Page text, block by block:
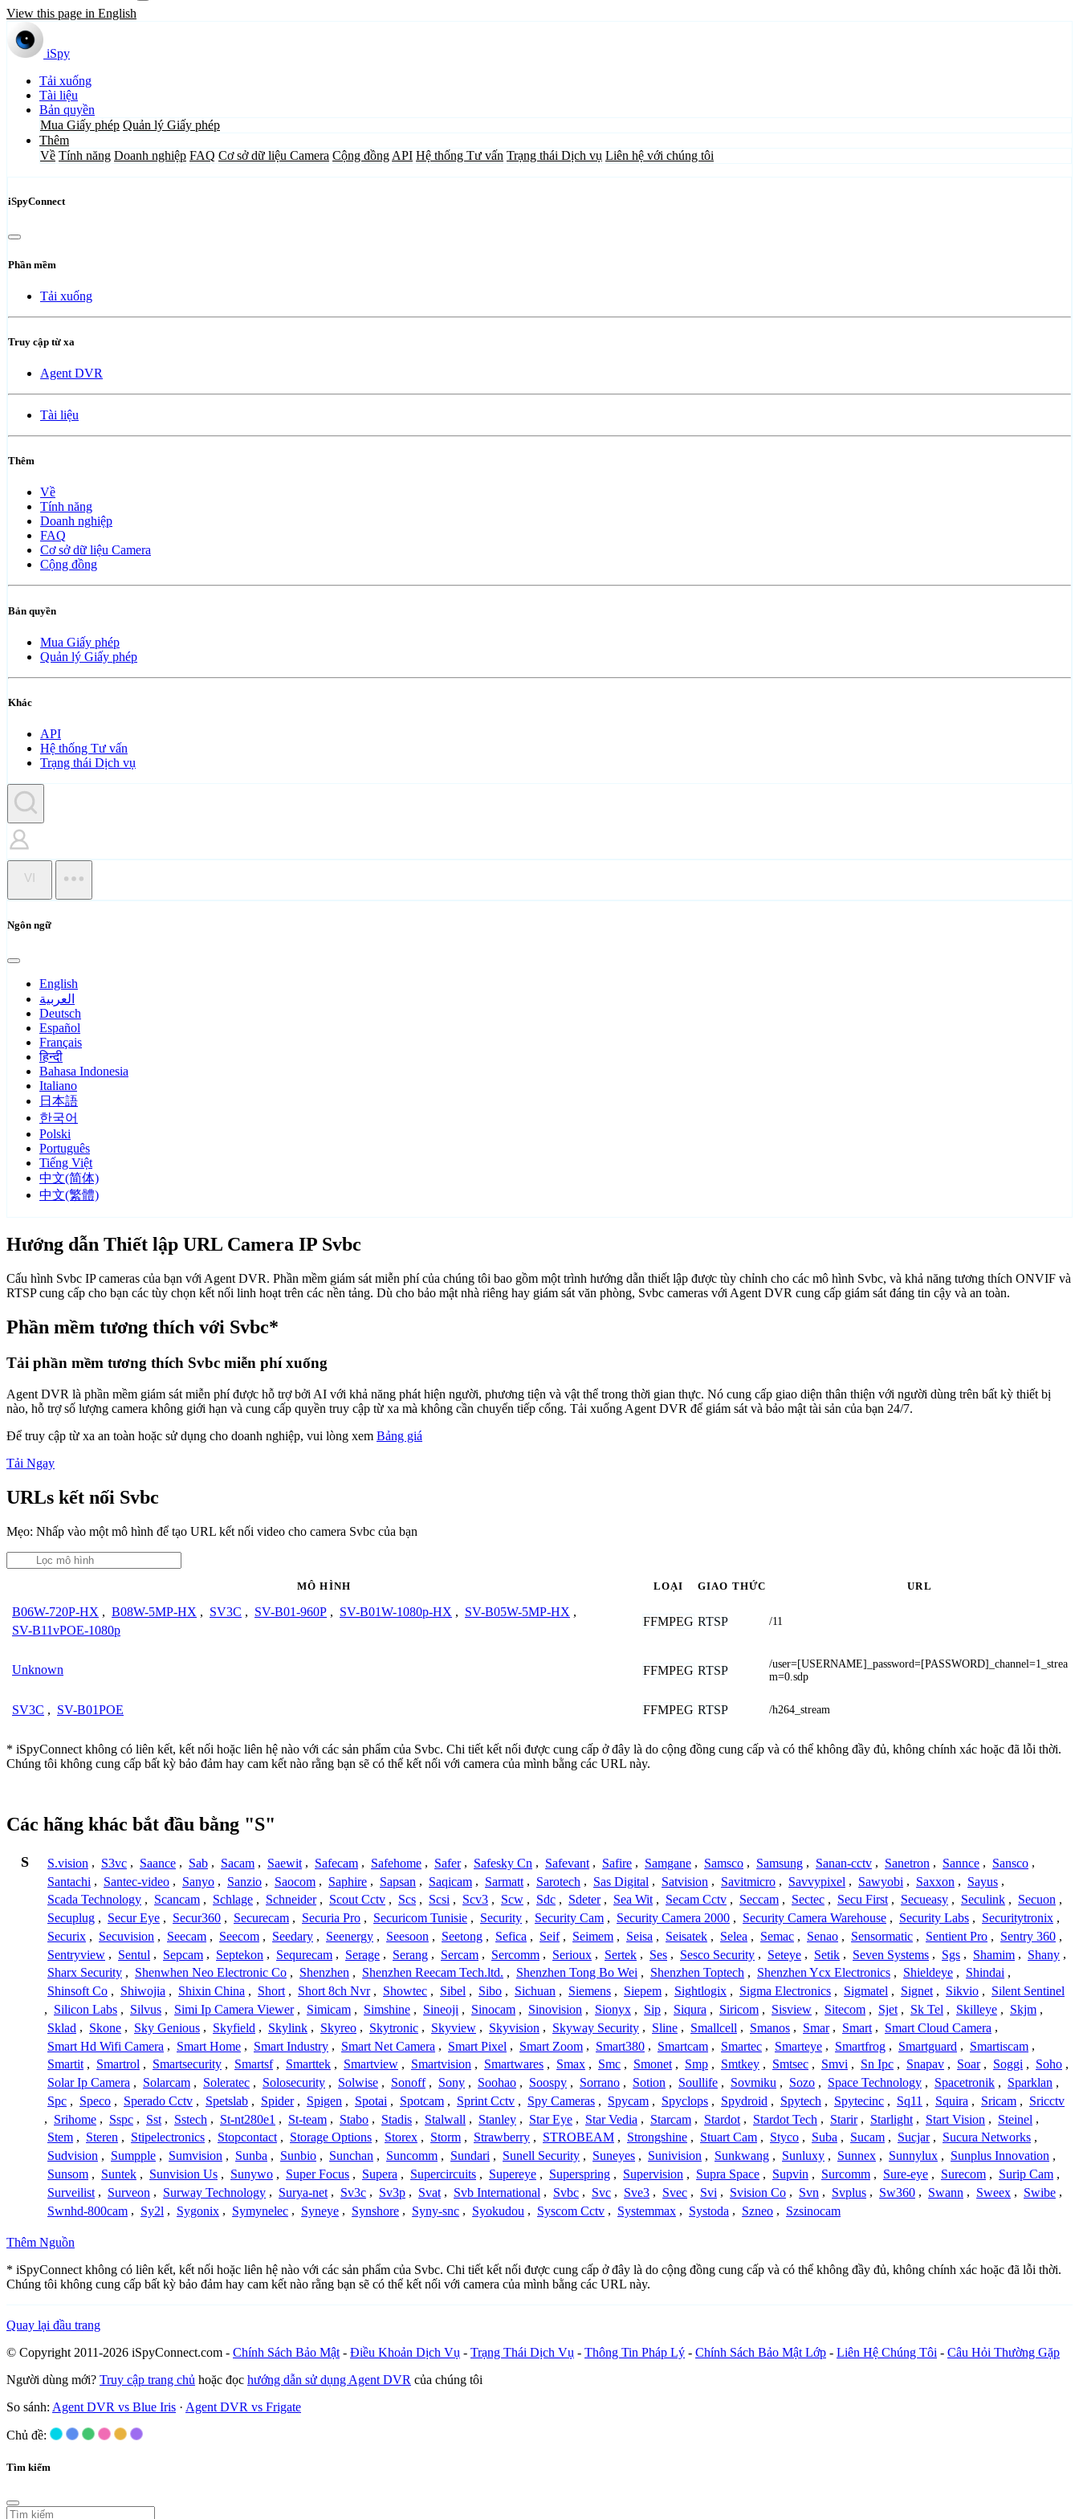
View this page in English
iSpy
Tải xuống
Tài liệu
Bản quyền
Mua Giấy phép Quản lý Giấy phép
Thêm
Về Tính năng Doanh nghiệp FAQ Cơ sở dữ liệu Camera Cộng đồng API Hệ thống Tư vấn Trạng thái Dịch vụ Liên hệ với chúng tôi
iSpyConnect
Phần mềm
Tải xuống
Truy cập từ xa
Agent DVR
Tài liệu
Thêm
Về
Tính năng
Doanh nghiệp
FAQ
Cơ sở dữ liệu Camera
Cộng đồng
Bản quyền
Mua Giấy phép
Quản lý Giấy phép
Khác
API
Hệ thống Tư vấn
Trạng thái Dịch vụ
VI
Ngôn ngữ
English
العربية
Deutsch
Español
Français
हिन्दी
Bahasa Indonesia
Italiano
日本語
한국어
Polski
Português
Tiếng Việt
中文(简体)
中文(繁體)
Hướng dẫn Thiết lập URL Camera IP Svbc
Cấu hình Svbc IP cameras của bạn với Agent DVR. Phần mềm giám sát miễn phí của chúng tôi bao gồm một trình hướng dẫn thiết lập được tùy chỉnh cho các mô hình Svbc, và khả năng tương thích ONVIF và
RTSP cung cấp cho bạn các tùy chọn kết nối linh hoạt trên các nền tảng. Dù cho bảo mật nhà riêng hay giám sát văn phòng, Svbc cameras với Agent DVR cung cấp giám sát đáng tin cậy và an toàn.
Phần mềm tương thích với Svbc*
Tải phần mềm tương thích Svbc miễn phí xuống
Agent DVR là phần mềm giám sát miễn phí được hỗ trợ bởi AI với khả năng phát hiện người, phương tiện và vật thể trong thời gian thực. Nó cung cấp giao diện thân thiện với người dùng trên bất kỳ thiết bị
nào, hỗ trợ số lượng camera không giới hạn và cung cấp quyền truy cập từ xa mà không cần chuyển tiếp cổng. Tải xuống Agent DVR để giám sát và bảo mật tài sản của bạn 24/7.
Để truy cập từ xa an toàn hoặc sử dụng cho doanh nghiệp, vui lòng xem Bảng giá
Tải Ngay
URLs kết nối Svbc
Mẹo: Nhấp vào một mô hình để tạo URL kết nối video cho camera Svbc của bạn
MÔ HÌNH LOẠI GIAO THỨC URL
B06W-720P-HX , B08W-5MP-HX , SV3C , SV-B01-960P , SV-B01W-1080p-HX , SV-B05W-5MP-HX ,
SV-B11vPOE-1080p
FFMPEG RTSP /11
Unknown FFMPEG RTSP
/user=[USERNAME]_password=[PASSWORD]_channel=1_strea
m=0.sdp
SV3C , SV-B01POE FFMPEG RTSP /h264_stream
* iSpyConnect không có liên kết, kết nối hoặc liên hệ nào với các sản phẩm của Svbc. Chi tiết kết nối được cung cấp ở đây là do cộng đồng cung cấp và có thể không đầy đủ, không chính xác hoặc đã lỗi thời.
Chúng tôi không cung cấp bất kỳ bảo đảm hay cam kết nào rằng bạn sẽ có thể kết nối với camera của mình bằng các URL này.
Các hãng khác bắt đầu bằng "S"
S S.vision , S3vc , Saance , Sab , Sacam , Saewit , Safecam , Safehome , Safer , Safesky Cn , Safevant , Safire , Samgane , Samsco , Samsung , Sanan-cctv , Sanetron , Sannce , Sansco ,
Santachi , Santec-video , Sanyo , Sanzio , Saocom , Saphire , Sapsan , Saqicam , Sarmatt , Sarotech , Sas Digital , Satvision , Savitmicro , Savvypixel , Sawyobi , Saxxon , Sayus ,
Scada Technology , Scancam , Schlage , Schneider , Scout Cctv , Scs , Scsi , Scv3 , Scw , Sdc , Sdeter , Sea Wit , Secam Cctv , Seccam , Sectec , Secu First , Secueasy , Seculink , Secuon ,
Secuplug , Secur Eye , Secur360 , Securecam , Securia Pro , Securicom Tunisie , Security , Security Cam , Security Camera 2000 , Security Camera Warehouse , Security Labs , Securitytronix ,
Securix , Secuvision , Seecam , Seecom , Seedary , Seenergy , Seesoon , Seetong , Sefica , Seif , Seimem , Seisa , Seisatek , Selea , Semac , Senao , Sensormatic , Sentient Pro , Sentry 360 ,
Sentryview , Sentul , Sepcam , Septekon , Sequrecam , Serage , Serang , Sercam , Sercomm , Serioux , Sertek , Ses , Sesco Security , Seteye , Setik , Seven Systems , Sgs , Shamim , Shany ,
Sharx Security , Shenwhen Neo Electronic Co , Shenzhen , Shenzhen Reecam Tech.ltd. , Shenzhen Tong Bo Wei , Shenzhen Toptech , Shenzhen Ycx Electronics , Shieldeye , Shindai ,
Shinsoft Co , Shiwojia , Shixin China , Short , Short 8ch Nvr , Showtec , Sibel , Sibo , Sichuan , Siemens , Siepem , Sightlogix , Sigma Electronics , Sigmatel , Signet , Sikvio , Silent Sentinel
, Silicon Labs , Silvus , Simi Ip Camera Viewer , Simicam , Simshine , Sineoji , Sinocam , Sinovision , Sionyx , Sip , Siqura , Siricom , Sisview , Sitecom , Sjet , Sk Tel , Skilleye , Skjm ,
Sklad , Skone , Sky Genious , Skyfield , Skylink , Skyreo , Skytronic , Skyview , Skyvision , Skyway Security , Sline , Smallcell , Smanos , Smar , Smart , Smart Cloud Camera ,
Smart Hd Wifi Camera , Smart Home , Smart Industry , Smart Net Camera , Smart Pixel , Smart Zoom , Smart380 , Smartcam , Smartec , Smarteye , Smartfrog , Smartguard , Smartiscam ,
Smartit , Smartrol , Smartsecurity , Smartsf , Smarttek , Smartview , Smartvision , Smartwares , Smax , Smc , Smonet , Smp , Smtkey , Smtsec , Smvi , Sn Ipc , Snapav , Soar , Soggi , Soho ,
Solar Ip Camera , Solarcam , Soleratec , Solosecurity , Solwise , Sonoff , Sony , Soohao , Soospy , Sorrano , Sotion , Soullife , Sovmiku , Sozo , Space Technology , Spacetronik , Sparklan ,
Spc , Speco , Sperado Cctv , Spetslab , Spider , Spigen , Spotai , Spotcam , Sprint Cctv , Spy Cameras , Spycam , Spyclops , Spydroid , Spytech , Spytecinc , Sq11 , Squira , Sricam , Sricctv
, Srihome , Sspc , Sst , Sstech , St-nt280e1 , St-team , Stabo , Stadis , Stalwall , Stanley , Star Eye , Star Vedia , Starcam , Stardot , Stardot Tech , Starir , Starlight , Start Vision , Steinel ,
Stem , Steren , Stipelectronics , Stopcontact , Storage Options , Storex , Storm , Strawberry , STROBEAM , Strongshine , Stuart Cam , Styco , Suba , Sucam , Sucjar , Sucura Networks ,
Sudvision , Sumpple , Sumvision , Sunba , Sunbio , Sunchan , Suncomm , Sundari , Sunell Security , Suneyes , Sunivision , Sunkwang , Sunluxy , Sunnex , Sunnylux , Sunplus Innovation ,
Sunsom , Suntek , Sunvision Us , Sunywo , Super Focus , Supera , Supercircuits , Supereye , Superspring , Supervision , Supra Space , Supvin , Surcomm , Sure-eye , Surecom , Surip Cam ,
Surveilist , Surveon , Surway Technology , Surya-net , Sv3c , Sv3p , Svat , Svb International , Svbc , Svc , Sve3 , Svec , Svi , Svision Co , Svn , Svplus , Sw360 , Swann , Sweex , Swibe ,
Swnhd-800cam , Sy2l , Sygonix , Symynelec , Syneye , Synshore , Syny-snc , Syokudou , Syscom Cctv , Systemmax , Systoda , Szneo , Szsinocam
Thêm Nguồn
* iSpyConnect không có liên kết, kết nối hoặc liên hệ nào với các sản phẩm của Svbc. Chi tiết kết nối được cung cấp ở đây là do cộng đồng cung cấp và có thể không đầy đủ, không chính xác hoặc đã lỗi thời.
Chúng tôi không cung cấp bất kỳ bảo đảm hay cam kết nào rằng bạn sẽ có thể kết nối với camera của mình bằng các URL này.
Quay lại đầu trang
© Copyright 2011-2026 iSpyConnect.com - Chính Sách Bảo Mật - Điều Khoản Dịch Vụ - Trạng Thái Dịch Vụ - Thông Tin Pháp Lý - Chính Sách Bảo Mật Lớp - Liên Hệ Chúng Tôi - Câu Hỏi Thường Gặp
Người dùng mới? Truy cập trang chủ hoặc đọc hướng dẫn sử dụng Agent DVR của chúng tôi
So sánh: Agent DVR vs Blue Iris · Agent DVR vs Frigate
Chủ đề:
Tìm kiếm